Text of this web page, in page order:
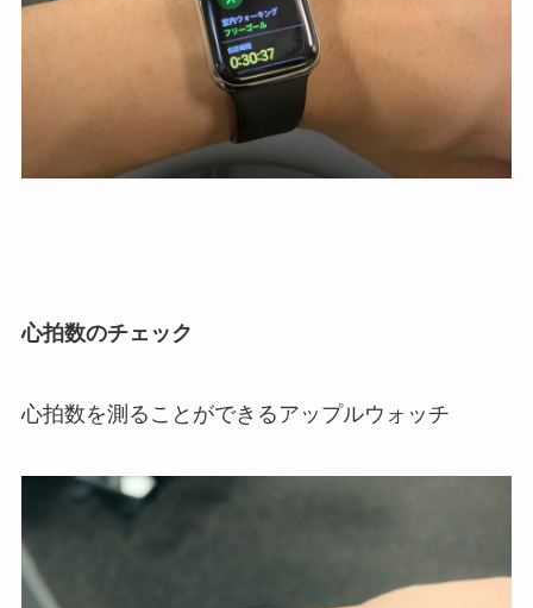
心拍数のチェック
心拍数を測ることができるアップルウォッチ